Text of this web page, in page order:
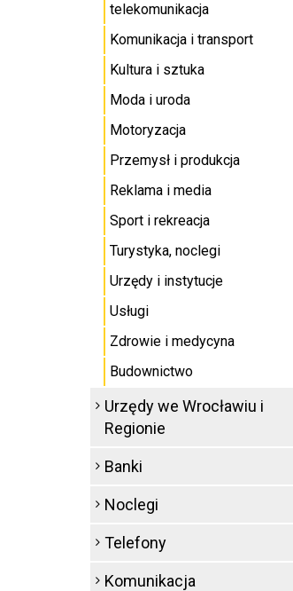
telekomunikacja
Komunikacja i transport
Kultura i sztuka
Moda i uroda
Motoryzacja
Przemysł i produkcja
Reklama i media
Sport i rekreacja
Turystyka, noclegi
Urzędy i instytucje
Usługi
Zdrowie i medycyna
Budownictwo
Urzędy we Wrocławiu i
Regionie
Banki
Noclegi
Telefony
Komunikacja